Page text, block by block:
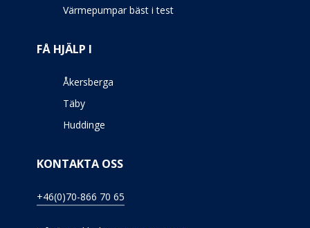
Värmepumpar bäst i test
FÅ HJÄLP I
Åkersberga
Täby
Huddinge
KONTAKTA OSS
+46(0)70-866 70 65